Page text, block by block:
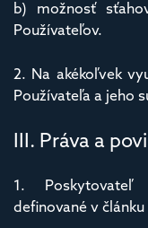
b) možnosť
Používateľov.
2. Na akékoľvek
Používateľa a jeho
III. Práva a
1. Poskytovateľ
definované v článku